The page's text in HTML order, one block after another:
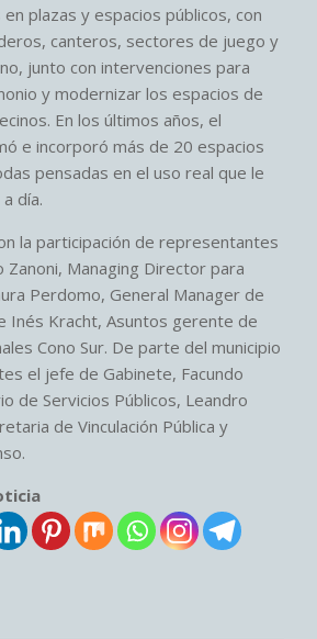
plazas y espacios públicos, con
canteros, sectores de juego y
junto con intervenciones para
y modernizar los espacios de
En los últimos años, el
e incorporó más de 20 espacios
pensadas en el uso real que le
día.
la participación de representantes
Managing Director para
Perdomo, General Manager de
Inés Kracht, Asuntos gerente de
Cono Sur. De parte del municipio
el jefe de Gabinete, Facundo
de Servicios Públicos, Leandro
de Vinculación Pública y